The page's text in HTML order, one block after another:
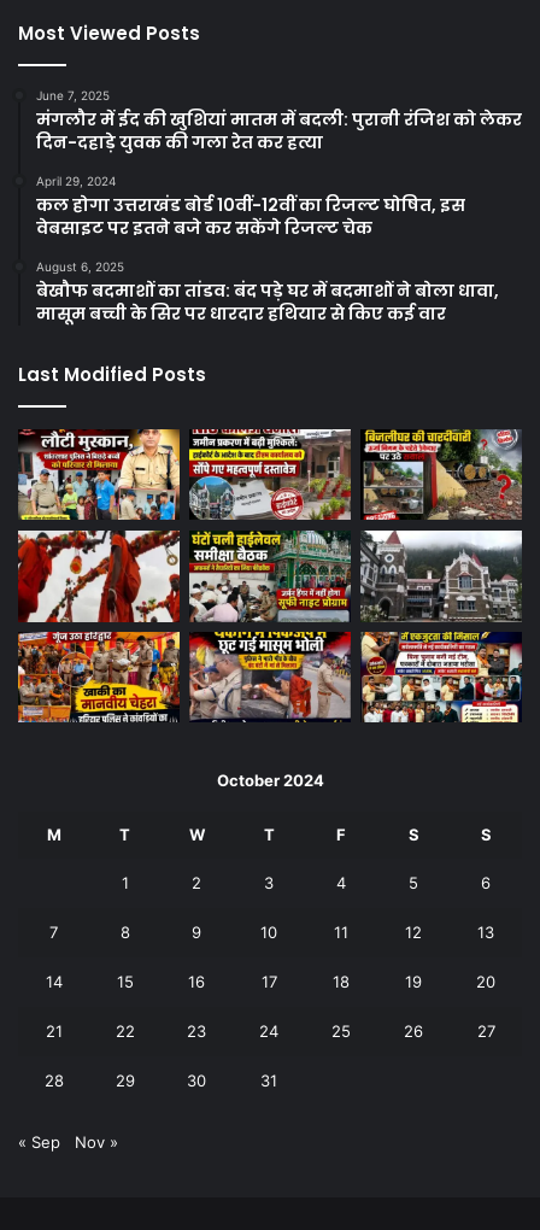
Most Viewed Posts
June 7, 2025
मंगलौर में ईद की खुशियां मातम में बदली: पुरानी रंजिश को लेकर
दिन-दहाड़े युवक की गला रेत कर हत्या
April 29, 2024
कल होगा उत्तराखंड बोर्ड 10वीं-12वीं का रिजल्ट घोषित, इस
वेबसाइट पर इतने बजे कर सकेंगे रिजल्ट चेक
August 6, 2025
बेखौफ बदमाशों का तांडव: बंद पड़े घर में बदमाशों ने बोला धावा,
मासूम बच्ची के सिर पर धारदार हथियार से किए कई वार
Last Modified Posts
October 2024
M T W T F S S
1 2 3 4 5 6
7 8 9 10 11 12 13
14 15 16 17 18 19 20
21 22 23 24 25 26 27
28 29 30 31
« Sep Nov »